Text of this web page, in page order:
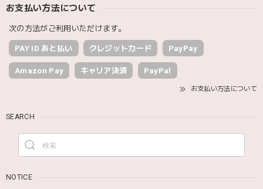
お支払い方法について
次の方法がご利用いただけます。
PAY ID あと払い クレジットカード PayPay
Amazon Pay キャリア決済 PayPal
お支払い方法について
SEARCH
NOTICE